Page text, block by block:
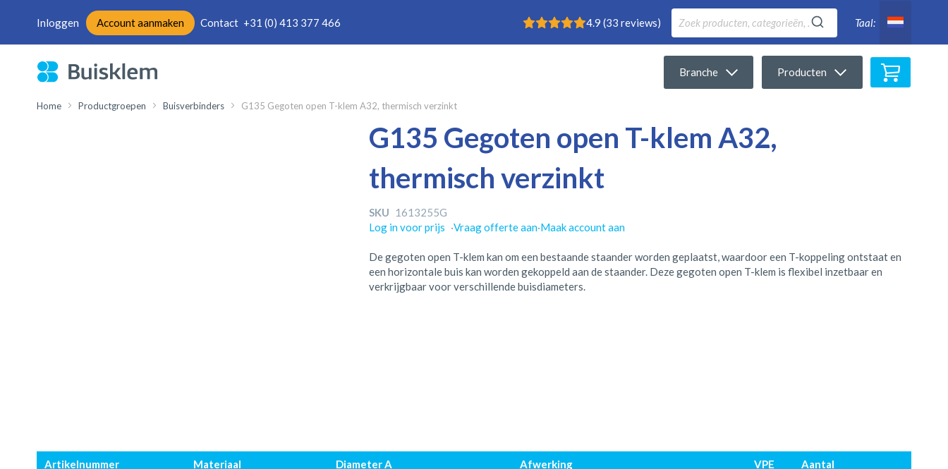
Inloggen Account aanmaken Contact +31 (0) 413 377 466 Rating: 4.9 4.9 (33 reviews)
Ga
naar
inhoud
Taal:
Branche Producten
Home Productgroepen Buisverbinders G135 Gegoten open T-klem A32, thermisch verzinkt
G135 Gegoten open T-klem A32,
thermisch verzinkt
SKU 1613255G
Log in voor prijs ·Vraag offerte aan·Maak account aan
De gegoten open T-klem kan om een bestaande staander worden geplaatst, waardoor een T-koppeling ontstaat en
een horizontale buis kan worden gekoppeld aan de staander. Deze gegoten open T-klem is flexibel inzetbaar en
verkrijgbaar voor verschillende buisdiameters.
naar
naar
Artikelnummer Materiaal Diameter A Afwerking VPE Aantal